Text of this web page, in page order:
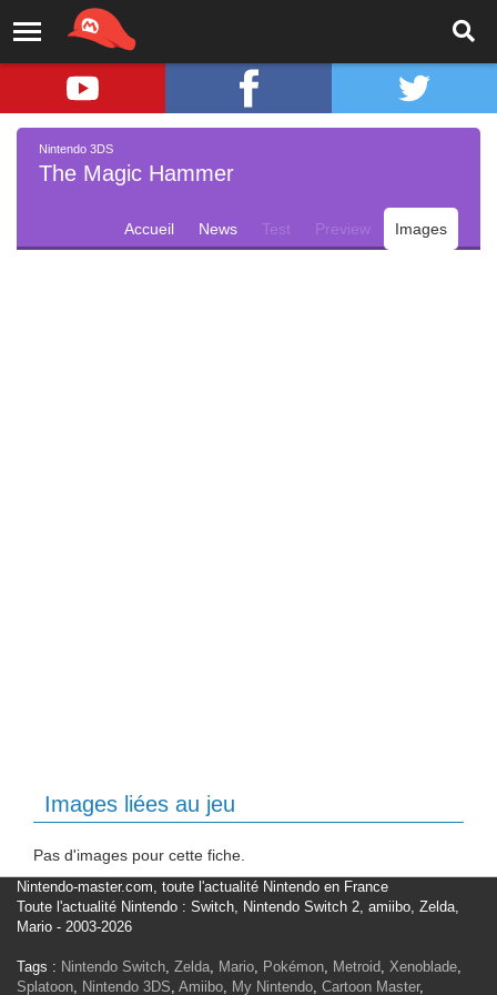
Nintendo 3DS
The Magic Hammer
Accueil News Test Preview Images
Images liées au jeu
Pas d'images pour cette fiche.
Nintendo-master.com, toute l'actualité Nintendo en France
Toute l'actualité Nintendo : Switch, Nintendo Switch 2, amiibo, Zelda,
Mario - 2003-2026
Tags : Nintendo Switch, Zelda, Mario, Pokémon, Metroid, Xenoblade,
Splatoon, Nintendo 3DS, Amiibo, My Nintendo, Cartoon Master,